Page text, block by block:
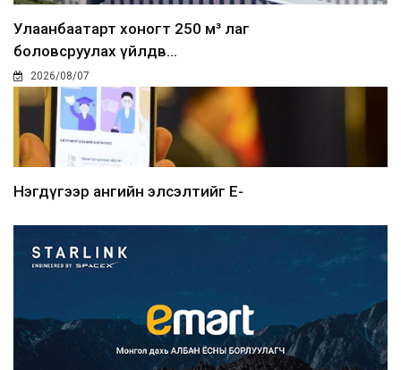
Улаанбаатарт хоногт 250 м³ лаг
боловсруулах үйлдв...
2026/08/07
Нэгдүгээр ангийн элсэлтийг E-
Францад иргэд рүү зөвшөөрөлгүй